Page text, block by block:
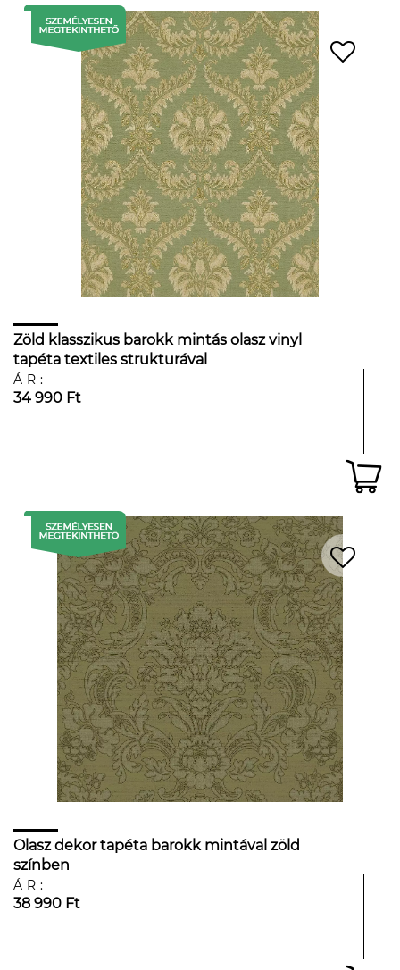
Zöld klasszikus barokk mintás olasz vinyl
tapéta textiles strukturával
ÁR:
34 990 Ft
Olasz dekor tapéta barokk mintával zöld
színben
ÁR:
38 990 Ft